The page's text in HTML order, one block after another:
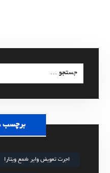
برچسب
اجرت تعویض وایر شمع ویتارا